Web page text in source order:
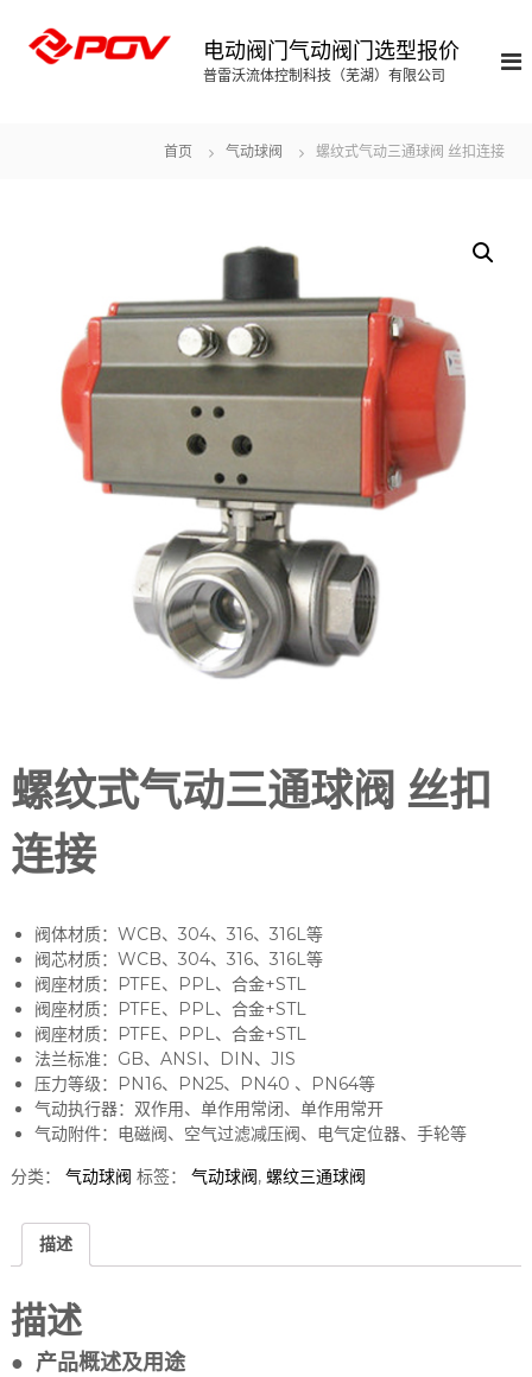
电动阀门气动阀门选型报价
普雷沃流体控制科技（芜湖）有限公司
首页 气动球阀 螺纹式气动三通球阀 丝扣连接
螺纹式气动三通球阀 丝扣
连接
阀体材质：WCB、304、316、316L等
阀芯材质：WCB、304、316、316L等
阀座材质：PTFE、PPL、合金+STL
阀座材质：PTFE、PPL、合金+STL
阀座材质：PTFE、PPL、合金+STL
法兰标准：GB、ANSI、DIN、JIS
压力等级：PN16、PN25、PN40 、PN64等
气动执行器：双作用、单作用常闭、单作用常开
气动附件：电磁阀、空气过滤减压阀、电气定位器、手轮等
分类： 气动球阀 标签： 气动球阀, 螺纹三通球阀
描述
描述
● 产品概述及用途